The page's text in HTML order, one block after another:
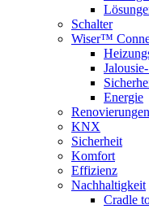
Schalter
Wiser™
Energie
Renovierungen
KNX
Sicherheit
Komfort
Effizienz
Nachhaltigkeit
Cradle